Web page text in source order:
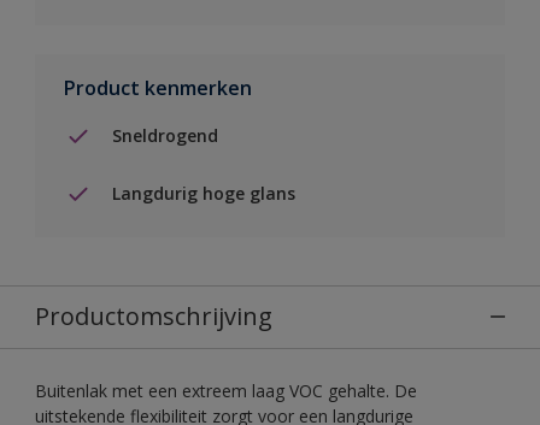
Product kenmerken
Sneldrogend
Langdurig hoge glans
Productomschrijving
Buitenlak met een extreem laag VOC gehalte. De
uitstekende flexibiliteit zorgt voor een langdurige